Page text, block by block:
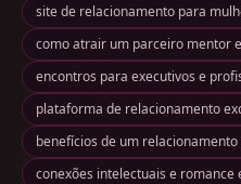
site de relacionamento para
como atrair um parceiro mentor
encontros para executivos e
plataforma de relacionamento
benefícios de um
conexões intelectuais e romance